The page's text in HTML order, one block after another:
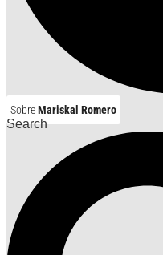
SobreMariskal Romero
Search